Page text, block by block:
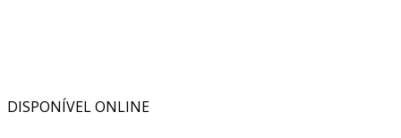
DISPONÍVEL ONLINE